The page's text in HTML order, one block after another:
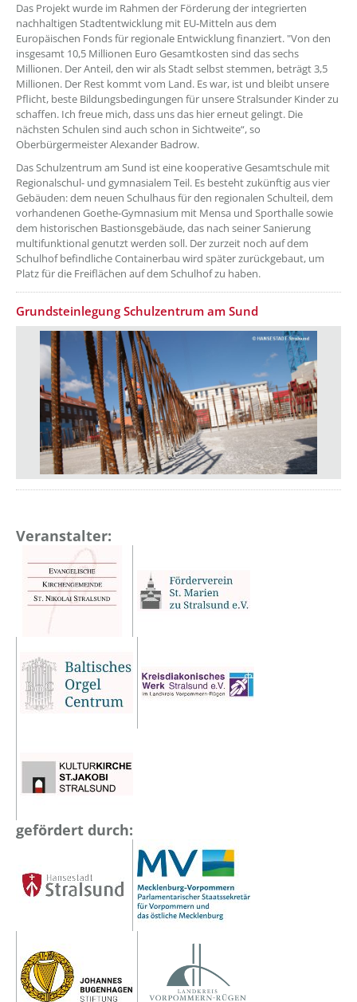
Das Projekt wurde im Rahmen der Förderung der integrierten
nachhaltigen Stadtentwicklung mit EU-Mitteln aus dem
Europäischen Fonds für regionale Entwicklung finanziert. "Von den
insgesamt 10,5 Millionen Euro Gesamtkosten sind das sechs
Millionen. Der Anteil, den wir als Stadt selbst stemmen, beträgt 3,5
Millionen. Der Rest kommt vom Land. Es war, ist und bleibt unsere
Pflicht, beste Bildungsbedingungen für unsere Stralsunder Kinder zu
schaffen. Ich freue mich, dass uns das hier erneut gelingt. Die
nächsten Schulen sind auch schon in Sichtweite“, so
Oberbürgermeister Alexander Badrow.
Das Schulzentrum am Sund ist eine kooperative Gesamtschule mit
Regionalschul- und gymnasialem Teil. Es besteht zukünftig aus vier
Gebäuden: dem neuen Schulhaus für den regionalen Schulteil, dem
vorhandenen Goethe-Gymnasium mit Mensa und Sporthalle sowie
dem historischen Bastionsgebäude, das nach seiner Sanierung
multifunktional genutzt werden soll. Der zurzeit noch auf dem
Schulhof befindliche Containerbau wird später zurückgebaut, um
Platz für die Freiflächen auf dem Schulhof zu haben.
Grundsteinlegung Schulzentrum am Sund
Veranstalter:
gefördert durch: